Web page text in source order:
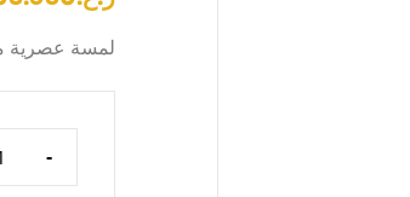
لمسة عصرية مع
-